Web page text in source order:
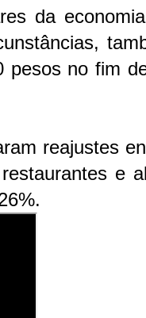
da
pesos no fim
reajustes
e